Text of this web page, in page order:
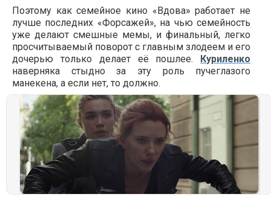
Поэтому как семейное кино «Вдова» работает не
лучше последних «Форсажей», на чью семейность
уже делают смешные мемы, и финальный, легко
просчитываемый поворот с главным злодеем и его
дочерью только делает её пошлее. Куриленко
наверняка стыдно за эту роль пучеглазого
манекена, а если нет, то должно.